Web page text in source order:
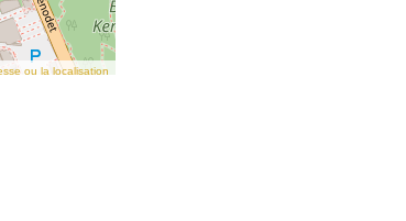
ou la localisation